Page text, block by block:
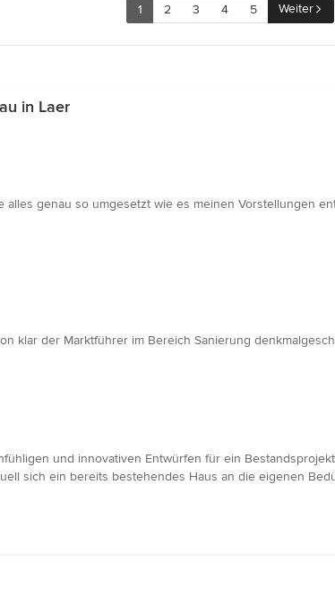
1 2 3 4 5 Weiter
in Laer
genau so umgesetzt wie es meinen Vorstellungen
klar der Marktführer im Bereich Sanierung
und innovativen Entwürfen für ein
sich ein bereits bestehendes Haus an die eigenen